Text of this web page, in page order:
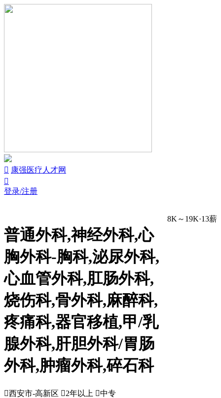
 康强医疗人才网

登录/注册
普通外科,神经外科,心
胸外科-胸科,泌尿外科,
心血管外科,肛肠外科,
烧伤科,骨外科,麻醉科,
疼痛科,器官移植,甲/乳
腺外科,肝胆外科/胃肠
外科,肿瘤外科,碎石科
8K～19K·13薪
西安市-高新区 2年以上 中专